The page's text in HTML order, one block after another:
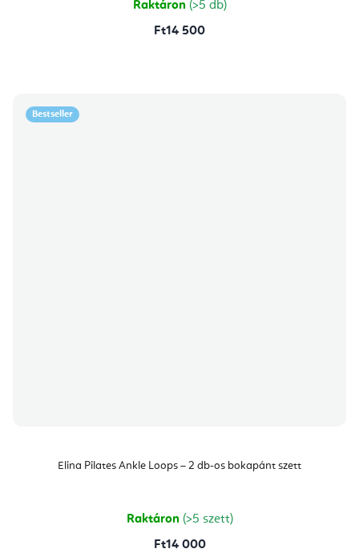
Raktáron (>5 db)
Ft14 500
Bestseller
Elina Pilates Ankle Loops – 2 db-os bokapánt szett
Raktáron (>5 szett)
Ft14 000